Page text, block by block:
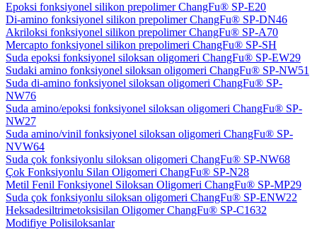
Epoksi fonksiyonel silikon prepolimer ChangFu® SP-E20
Di-amino fonksiyonel silikon prepolimer ChangFu® SP-DN46
Akriloksi fonksiyonel silikon prepolimer ChangFu® SP-A70
Mercapto fonksiyonel silikon prepolimeri ChangFu® SP-SH
Suda epoksi fonksiyonel siloksan oligomeri ChangFu® SP-EW29
Sudaki amino fonksiyonel siloksan oligomeri ChangFu® SP-NW51
Suda di-amino fonksiyonel siloksan oligomeri ChangFu® SP-
NW76
Suda amino/epoksi fonksiyonel siloksan oligomeri ChangFu® SP-
NW27
Suda amino/vinil fonksiyonel siloksan oligomeri ChangFu® SP-
NVW64
Suda çok fonksiyonlu siloksan oligomeri ChangFu® SP-NW68
Çok Fonksiyonlu Silan Oligomeri ChangFu® SP-N28
Metil Fenil Fonksiyonel Siloksan Oligomeri ChangFu® SP-MP29
Suda çok fonksiyonlu siloksan oligomeri ChangFu® SP-ENW22
Heksadesiltrimetoksisilan Oligomer ChangFu® SP-C1632
Modifiye Polisiloksanlar